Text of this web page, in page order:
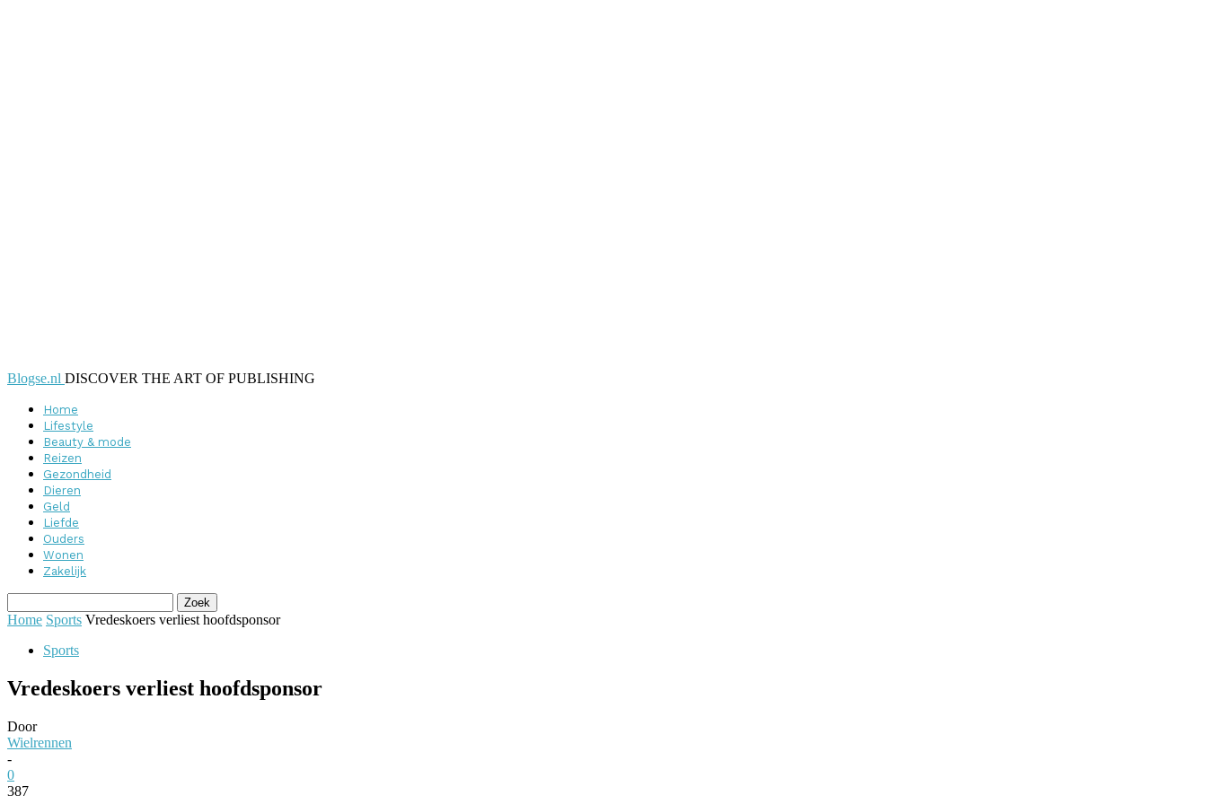
Blogse.nl DISCOVER THE ART OF PUBLISHING
Home
Lifestyle
Beauty & mode
Reizen
Gezondheid
Dieren
Geld
Liefde
Ouders
Wonen
Zakelijk
Home Sports Vredeskoers verliest hoofdsponsor
Sports
Vredeskoers verliest hoofdsponsor
Door
Wielrennen
-
0
387